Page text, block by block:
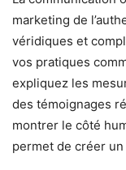
marketing de
véridiques et
vos pratiques
expliquez les
des témoignages
montrer le côté
permet de créer